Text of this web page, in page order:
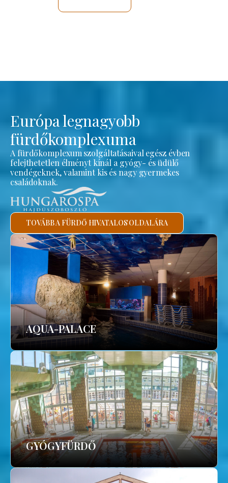
Európa legnagyobb
fürdőkomplexuma
A fürdőkomplexum szolgáltatásaival egész évben
felejthetetlen élményt kínál a gyógy- és üdülő
vendégeknek, valamint kis és nagy gyermekes
családoknak.
TOVÁBB A FÜRDŐ HIVATALOS OLDALÁRA
AQUA-PALACE
GYÓGYFÜRDŐ